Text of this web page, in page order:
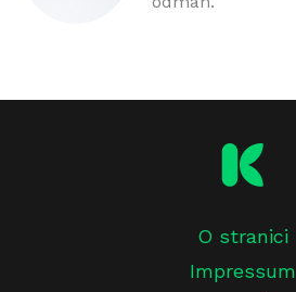
O stranici
Impressum